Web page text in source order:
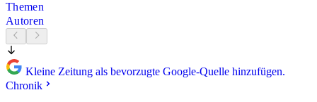
Themen
Autoren
Kleine Zeitung als bevorzugte Google-Quelle hinzufügen.
Chronik